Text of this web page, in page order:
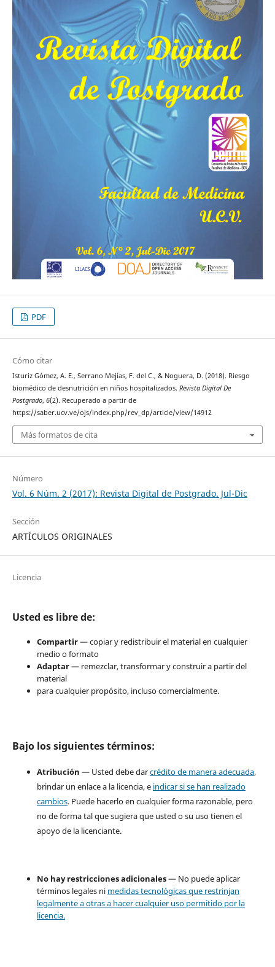
PDF
Cómo citar
Isturiz Gómez, A. E., Serrano Mejías, F. del C., & Noguera, D. (2018). Riesgo
biomédico de desnutrición en niños hospitalizados. Revista Digital De
Postgrado, 6(2). Recuperado a partir de
https://saber.ucv.ve/ojs/index.php/rev_dp/article/view/14912
Más formatos de cita
Número
Vol. 6 Núm. 2 (2017): Revista Digital de Postgrado. Jul-Dic
Sección
ARTÍCULOS ORIGINALES
Licencia
Usted es libre de:
Compartir— copiar y redistribuir el material en cualquier
medio o formato
Adaptar— remezclar, transformar y construir a partir del
material
para cualquier propósito, incluso comercialmente.
Bajo los siguientes términos:
Atribución — Usted debe darcrédito de manera adecuada,
brindar un enlace a la licencia, e indicar si se han realizado
cambios. Puede hacerlo en cualquier forma razonable, pero
no de forma tal que sugiera que usted o su uso tienen el
apoyo de la licenciante.
No hay restricciones adicionales— No puede aplicar
términos legales ni medidas tecnológicas que restrinjan
legalmente a otras a hacer cualquier uso permitido por la
licencia.